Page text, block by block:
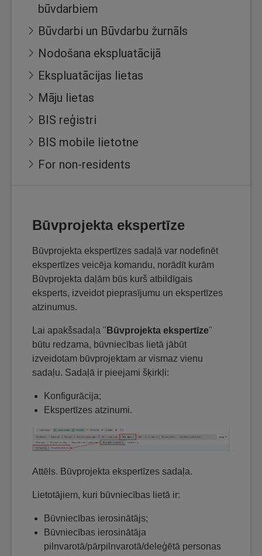
būvdarbiem
Būvdarbi un Būvdarbu žurnāls
Nodošana ekspluatācijā
Ekspluatācijas lietas
Māju lietas
BIS reģistri
BIS mobile lietotne
For non-residents
Būvprojekta ekspertīze
Būvprojekta ekspertīzes sadaļā var nodefinēt
ekspertīzes veicēja komandu, norādīt kurām
Būvprojekta daļām būs kurš atbildīgais
eksperts, izveidot pieprasījumu un ekspertīzes
atzinumus.
Lai apakšsadaļa " Būvprojekta ekspertīze"
būtu redzama, būvniecības lietā jābūt
izveidotam būvprojektam ar vismaz vienu
sadaļu. Sadaļā ir pieejami šķirkļi:
Konfigurācija;
Ekspertīzes atzinumi.
Attēls. Būvprojekta ekspertīzes sadaļa.
Lietotājiem, kuri būvniecības lietā ir:
Būvniecības ierosinātājs;
Būvniecības ierosinātāja
pilnvarotā/pārpilnvarotā/deleģētā personas